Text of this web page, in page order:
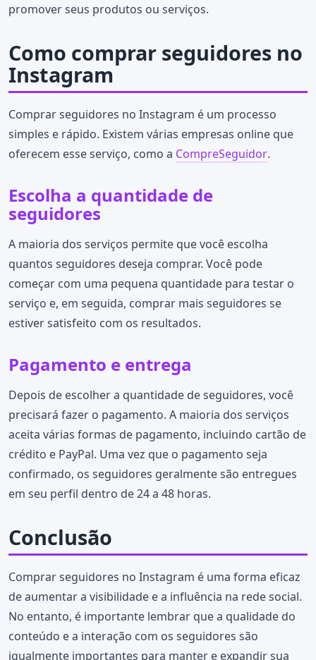
promover seus produtos ou serviços.
Como comprar seguidores no
Instagram
Comprar seguidores no Instagram é um processo
simples e rápido. Existem várias empresas online que
oferecem esse serviço, como a CompreSeguidor.
Escolha a quantidade de
seguidores
A maioria dos serviços permite que você escolha
quantos seguidores deseja comprar. Você pode
começar com uma pequena quantidade para testar o
serviço e, em seguida, comprar mais seguidores se
estiver satisfeito com os resultados.
Pagamento e entrega
Depois de escolher a quantidade de seguidores, você
precisará fazer o pagamento. A maioria dos serviços
aceita várias formas de pagamento, incluindo cartão de
crédito e PayPal. Uma vez que o pagamento seja
confirmado, os seguidores geralmente são entregues
em seu perfil dentro de 24 a 48 horas.
Conclusão
Comprar seguidores no Instagram é uma forma eficaz
de aumentar a visibilidade e a influência na rede social.
No entanto, é importante lembrar que a qualidade do
conteúdo e a interação com os seguidores são
igualmente importantes para manter e expandir sua